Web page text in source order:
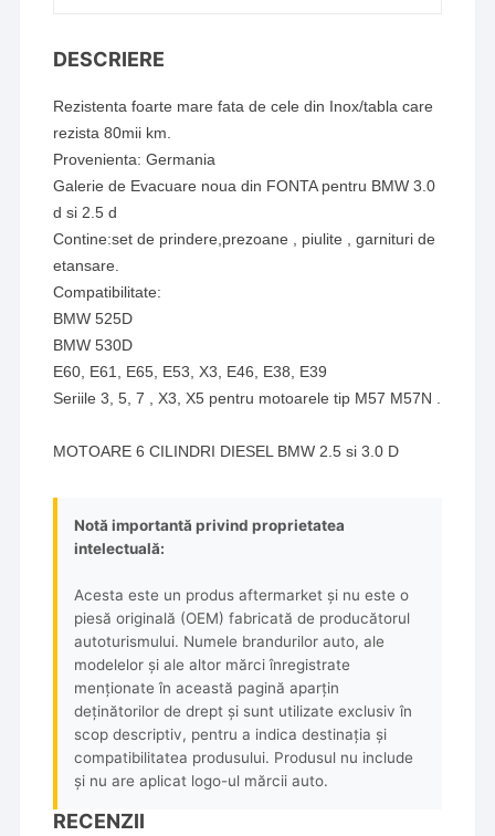
DESCRIERE
Rezistenta foarte mare fata de cele din Inox/tabla care
rezista 80mii km.
Provenienta: Germania
Galerie de Evacuare noua din FONTA pentru BMW 3.0
d si 2.5 d
Contine:set de prindere,prezoane , piulite , garnituri de
etansare.
Compatibilitate:
BMW 525D
BMW 530D
E60, E61, E65, E53, X3, E46, E38, E39
Seriile 3, 5, 7 , X3, X5 pentru motoarele tip M57 M57N .
MOTOARE 6 CILINDRI DIESEL BMW 2.5 si 3.0 D
Notă importantă privind proprietatea
intelectuală:
Acesta este un produs aftermarket și nu este o
piesă originală (OEM) fabricată de producătorul
autoturismului. Numele brandurilor auto, ale
modelelor și ale altor mărci înregistrate
menționate în această pagină aparțin
deținătorilor de drept și sunt utilizate exclusiv în
scop descriptiv, pentru a indica destinația și
compatibilitatea produsului. Produsul nu include
și nu are aplicat logo-ul mărcii auto.
RECENZII